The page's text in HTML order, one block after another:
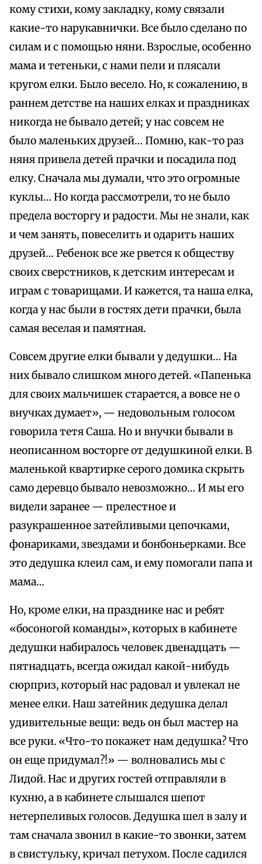
кому стихи, кому закладку, кому связали
какие-то нарукавнички. Все было сделано по
силам и с помощью няни. Взрослые, особенно
мама и тетеньки, с нами пели и плясали
кругом елки. Было весело. Но, к сожалению, в
раннем детстве на наших елках и праздниках
никогда не бывало детей; у нас совсем не
было маленьких друзей… Помню, как-то раз
няня привела детей прачки и посадила под
елку. Сначала мы думали, что это огромные
куклы… Но когда рассмотрели, то не было
предела восторгу и радости. Мы не знали, как
и чем занять, повеселить и одарить наших
друзей… Ребенок все же рвется к обществу
своих сверстников, к детским интересам и
играм с товарищами. И кажется, та наша елка,
когда у нас были в гостях дети прачки, была
самая веселая и памятная.
Совсем другие елки бывали у дедушки… На
них бывало слишком много детей. «Папенька
для своих мальчишек старается, а вовсе не о
внучках думает», — недовольным голосом
говорила тетя Саша. Но и внучки бывали в
неописанном восторге от дедушкиной елки. В
маленькой квартирке серого домика скрыть
само деревцо бывало невозможно… И мы его
видели заранее — прелестное и
разукрашенное затейливыми цепочками,
фонариками, звездами и бонбоньерками. Все
это дедушка клеил сам, и ему помогали папа и
мама…
Но, кроме елки, на празднике нас и ребят
«босоногой команды», которых в кабинете
дедушки набиралось человек двенадцать —
пятнадцать, всегда ожидал какой-нибудь
сюрприз, который нас радовал и увлекал не
менее елки. Наш затейник дедушка делал
удивительные вещи: ведь он был мастер на
все руки. «Что-то покажет нам дедушка? Что
он еще придумал?!» — волновались мы с
Лидой. Нас и других гостей отправляли в
кухню, а в кабинете слышался шепот
нетерпеливых голосов. Дедушка шел в залу и
там сначала звонил в какие-то звонки, затем
в свистульку, кричал петухом. После садился